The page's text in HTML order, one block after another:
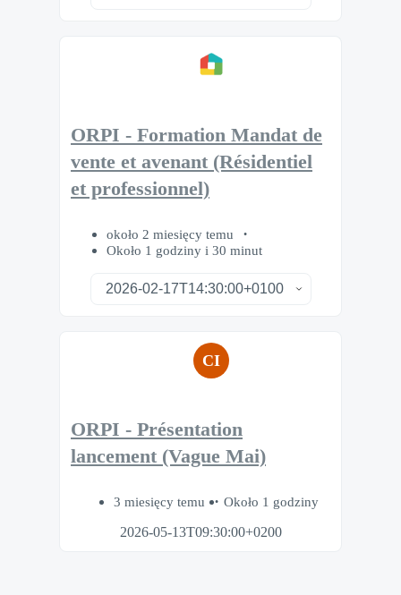
ORPI - Formation Mandat de
vente et avenant (Résidentiel
et professionnel)
około 2 miesięcy temu
Około 1 godziny i 30 minut
CI
ORPI - Présentation
lancement (Vague Mai)
3 miesięcy temu
Około 1 godziny
2026-05-13T09:30:00+0200